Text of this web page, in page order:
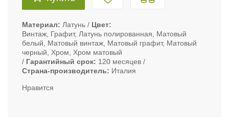
Материал Латунь
Цвет
Винтаж, Графит, Латунь полированная, Матовый
белый, Матовый винтаж, Матовый графит, Матовый
черный, Хром, Хром матовый
Гарантийный срок
120 месяцев
Страна-производитель
Италия
Нравится